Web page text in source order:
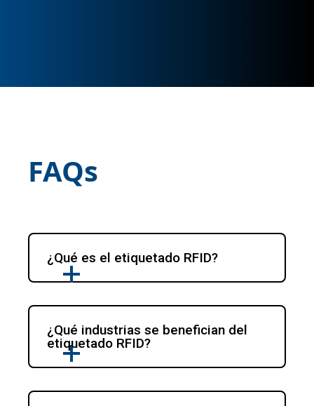
FAQs
¿Qué es el etiquetado RFID?
¿Qué industrias se benefician del
etiquetado RFID?